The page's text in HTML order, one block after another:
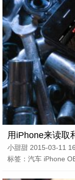
用iPhone来读取
小甜甜 2015-03-11
标签：汽车 iPhone